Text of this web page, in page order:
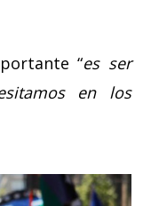
“es ser
en los